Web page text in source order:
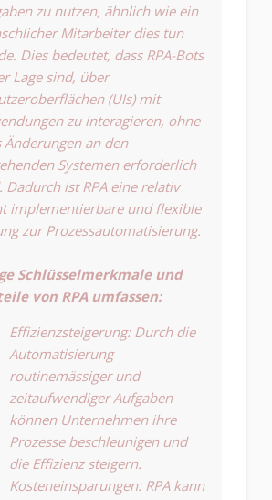
zu nutzen, ähnlich wie ein
Mitarbeiter dies tun
Dies bedeutet, dass RPA-Bots
Lage sind, über
(UIs) mit
zu interagieren, ohne
Änderungen an den
Systemen erforderlich
Dadurch ist RPA eine relativ
implementierbare und flexible
zur Prozessautomatisierung.
Schlüsselmerkmale und
von RPA umfassen:
Effizienzsteigerung: Durch die
Automatisierung
routinemässiger und
zeitaufwendiger Aufgaben
können Unternehmen ihre
Prozesse beschleunigen und
die Effizienz steigern.
Kosteneinsparungen: RPA kann